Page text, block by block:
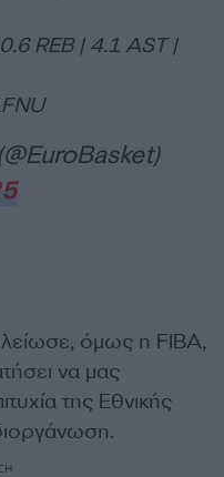
REB | 4.1 AST |
όμως η FIBA,
να μας
της Εθνικής